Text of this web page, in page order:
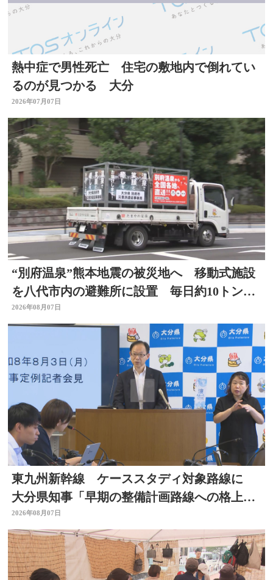
熱中症で男性死亡 住宅の敷地内で倒れてい
るのが見つかる 大分
2026年07月07日
“別府温泉”熊本地震の被災地へ 移動式施設
を八代市内の避難所に設置 毎日約10トンの
温泉届ける 大分
2026年08月07日
東九州新幹線 ケーススタディ対象路線に
大分県知事「早期の整備計画路線への格上げ
に期待」
2026年08月07日